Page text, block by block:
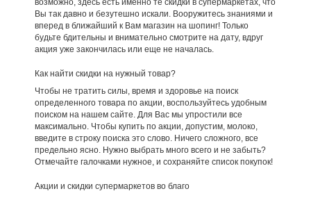
Вы так давно и безутешно искали. Вооружитесь знаниями и
вперед в ближайший к Вам магазин на шопинг! Только
будьте бдительны и внимательно смотрите на дату, вдруг
акция уже закончилась или еще не началась.
Как найти скидки на нужный товар?
Чтобы не тратить силы, время и здоровье на поиск
определенного товара по акции, воспользуйтесь удобным
поиском на нашем сайте. Для Вас мы упростили все
максимально. Чтобы купить по акции, допустим, молоко,
введите в строку поиска это слово. Ничего сложного, все
предельно ясно. Нужно выбрать много всего и не забыть?
Отмечайте галочками нужное, и сохраняйте список покупок!
Акции и скидки супермаркетов во благо